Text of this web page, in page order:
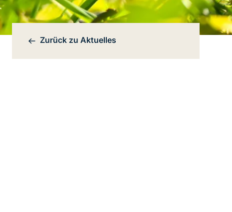
Bereichsnavigation
Zurück zu Aktuelles